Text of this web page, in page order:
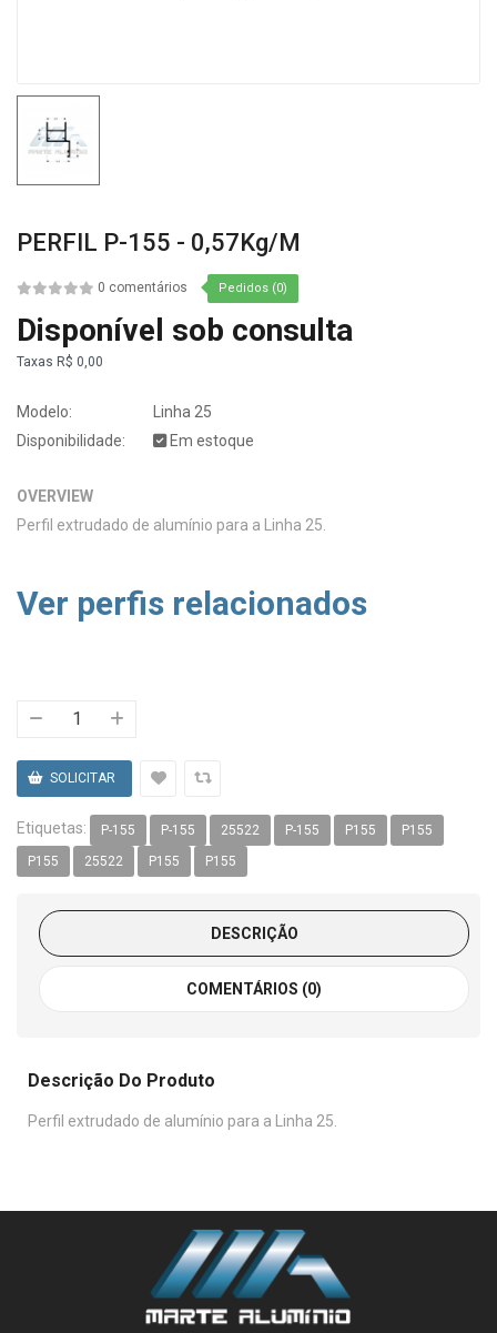
PERFIL P-155 - 0,57Kg/m
0 comentários Pedidos (0)
Disponível sob consulta
Taxas R$ 0,00
Modelo:
Linha 25
Disponibilidade:
Em estoque
OVERVIEW
Perfil extrudado de alumínio para a Linha 25.
Ver perfis relacionados
Etiquetas: P-155 P-155 25522 P-155 P155 P155
P155 25522 P155 P155
DESCRIÇÃO
COMENTÁRIOS (0)
Descrição Do Produto
Perfil extrudado de alumínio para a Linha 25.